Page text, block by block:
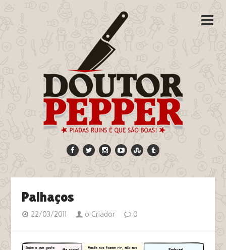
Palhaços
22/03/2011 o Criador 0